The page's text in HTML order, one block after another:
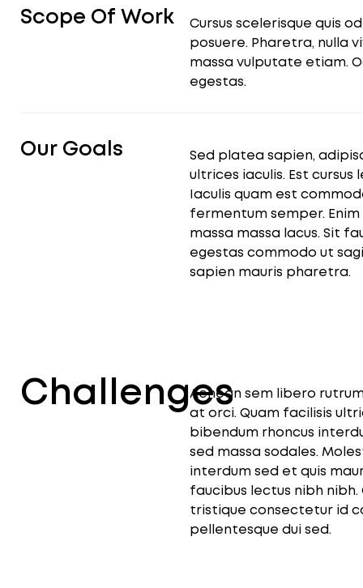
Scope Of Work
Cursus scelerisque quis
posuere. Pharetra, nulla
massa vulputate etiam.
egestas.
Our Goals
Sed platea sapien,
ultrices iaculis. Est
Iaculis quam est
fermentum semper.
massa massa lacus. Sit
egestas commodo ut
sapien mauris pharetra.
ChallengesAenean sem libero
at orci. Quam facilisis
bibendum rhoncus
sed massa sodales.
interdum sed et quis
faucibus lectus nibh
tristique consectetur id
pellentesque dui sed.